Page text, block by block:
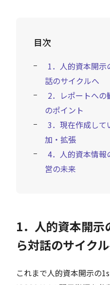
目次
1．人的資本開
話のサイクルへ
2．レポートへの
のポイント
3．現在作成して
加・拡張
4．人的資本情報
営の未来
1．人的資本開
ら対話のサイク
これまで人的資本開示の